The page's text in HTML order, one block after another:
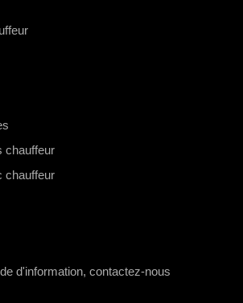
chauffeur
chauffeur
d'information, contactez-nous